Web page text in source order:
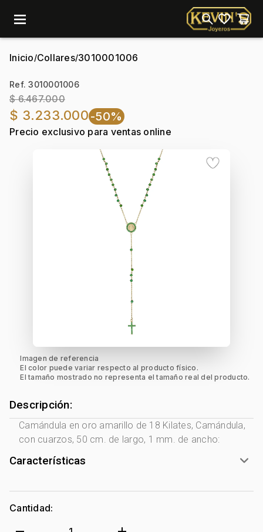
menu
Inicio/Collares/3010001006
Ref. 3010001006
$ 6.467.000
$ 3.233.000 -50%
Precio exclusivo para ventas online
Imagen de referencia
El color puede variar respecto al producto físico.
El tamaño mostrado no representa el tamaño real del producto.
Descripción:
Camándula en oro amarillo de 18 Kilates, Camándula,
con cuarzos, 50 cm. de largo, 1 mm. de ancho:
Características
Género: Mujer
Tono Metal:
Metal: Oro 18 Kilates
Camándula
Cantidad: